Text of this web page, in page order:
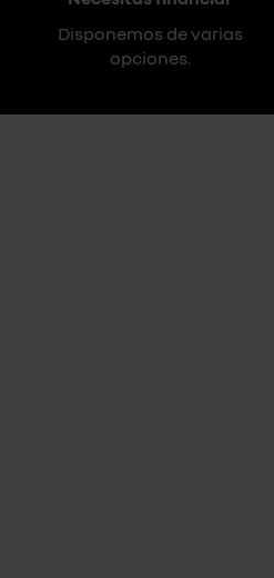
Disponemos de varias
opciones.